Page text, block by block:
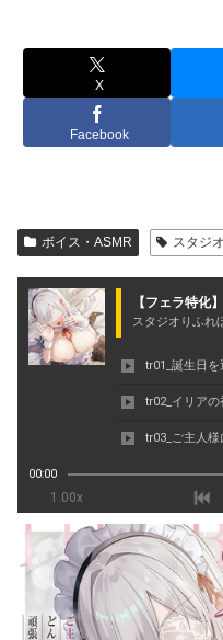
X
Facebook
ボイス・ASMR スタジ